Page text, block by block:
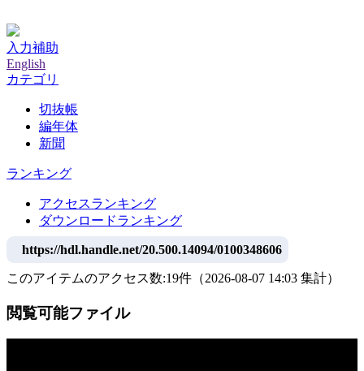
入力補助
English
カテゴリ
切抜帳
編年体
新聞
ランキング
アクセスランキング
ダウンロードランキング
https://hdl.handle.net/20.500.14094/0100348606
このアイテムのアクセス数:19件 （2026-08-07 14:03 集計）
閲覧可能ファイル